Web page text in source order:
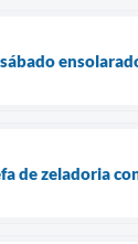
sábado
de zeladoria